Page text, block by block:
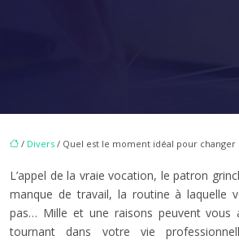
/ Divers / Quel est le moment idéal pour changer
L’appel de la vraie vocation, le patron
manque de travail, la routine à laquelle
pas… Mille et une raisons peuvent vous
tournant dans votre vie